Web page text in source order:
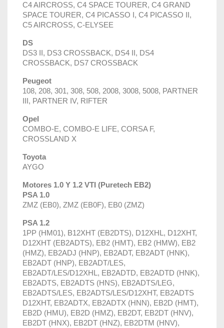
C4 AIRCROSS, C4 SPACE TOURER, C4 GRAND
SPACE TOURER, C4 PICASSO I, C4 PICASSO II,
C5 AIRCROSS, C-ELYSEE
DS
DS3 II, DS3 CROSSBACK, DS4 II, DS4
CROSSBACK, DS7 CROSSBACK
Peugeot
108, 208, 301, 308, 508, 2008, 3008, 5008, PARTNER
III, PARTNER IV, RIFTER
Opel
COMBO-E, COMBO-E LIFE, CORSA F,
CROSSLAND X
Toyota
AYGO
Motores 1.0 Y 1.2 VTI (Puretech EB2)
PSA 1.0
ZMZ (EB0), ZMZ (EB0F), EB0 (ZMZ)
PSA 1.2
1PP (HM01), B12XHT (EB2DTS), D12XHL, D12XHT,
D12XHT (EB2ADTS), EB2 (HMT), EB2 (HMW), EB2
(HMZ), EB2ADJ (HNP), EB2ADT, EB2ADT (HNK),
EB2ADT (HNP), EB2ADT/LES,
EB2ADT/LES/D12XHL, EB2ADTD, EB2ADTD (HNK),
EB2ADTS, EB2ADTS (HNS), EB2ADTS/LEG,
EB2ADTS/LES, EB2ADTS/LES/D12XHT, EB2ADTS
D12XHT, EB2ADTX, EB2ADTX (HNN), EB2D (HMT),
EB2D (HMU), EB2D (HMZ), EB2DT, EB2DT (HNV),
EB2DT (HNX), EB2DT (HNZ), EB2DTM (HNV),